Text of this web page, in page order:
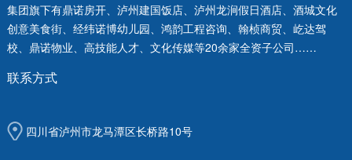
集团旗下有鼎诺房开、泸州建国饭店、泸州龙涧假日酒店、酒城文化
创意美食街、经纬诺博幼儿园、鸿韵工程咨询、翰桢商贸、屹达驾
校、鼎诺物业、高技能人才、文化传媒等20余家全资子公司……
联系方式
四川省泸州市龙马潭区长桥路10号